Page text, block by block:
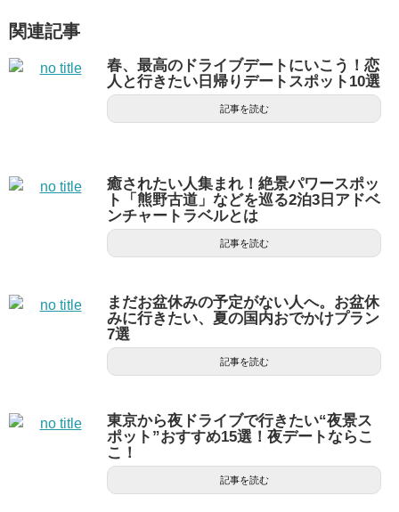
関連記事
春、最高のドライブデートにいこう！恋
人と行きたい日帰りデートスポット10選
記事を読む
癒されたい人集まれ！絶景パワースポッ
ト「熊野古道」などを巡る2泊3日アドベ
ンチャートラベルとは
記事を読む
まだお盆休みの予定がない人へ。お盆休
みに行きたい、夏の国内おでかけプラン
7選
記事を読む
東京から夜ドライブで行きたい“夜景ス
ポット”おすすめ15選！夜デートならこ
こ！
記事を読む